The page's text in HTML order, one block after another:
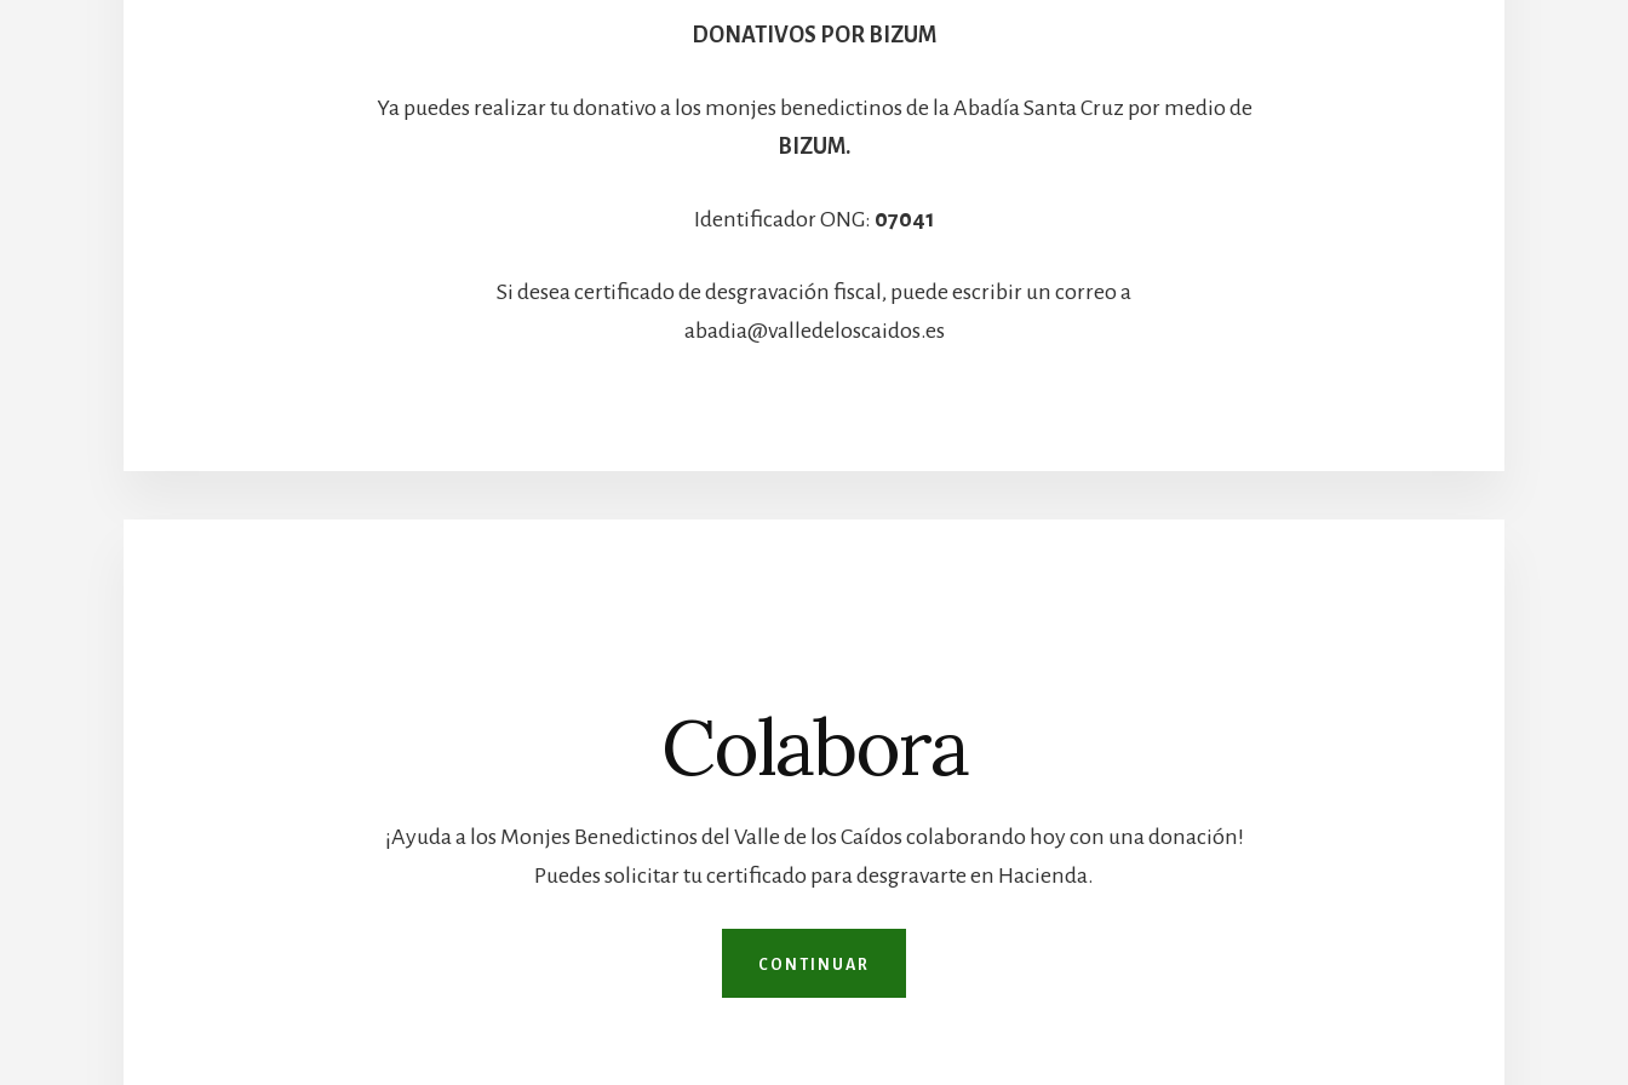
DONATIVOS POR BIZUM
Ya puedes realizar tu donativo a los monjes benedictinos de la Abadía Santa Cruz por medio de
BIZUM.
Identificador ONG: 07041
Si desea certificado de desgravación fiscal, puede escribir un correo a
abadia@valledeloscaidos.es
Colabora
¡Ayuda a los Monjes Benedictinos del Valle de los Caídos colaborando hoy con una donación!
Puedes solicitar tu certificado para desgravarte en Hacienda.
CONTINUAR